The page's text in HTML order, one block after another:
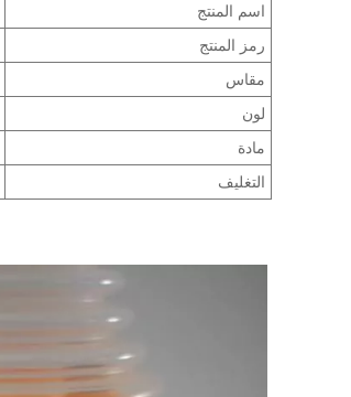
اسم المنتج
رمز المنتج
مقاس
لون
مادة
التغليف